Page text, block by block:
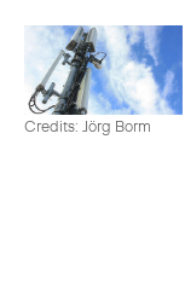
Credits: Jörg Borm